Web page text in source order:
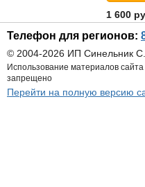
1 600
Телефон для регионов:
© 2004-2026 ИП Синельник
Использование материалов
запрещено
Перейти на полную версию